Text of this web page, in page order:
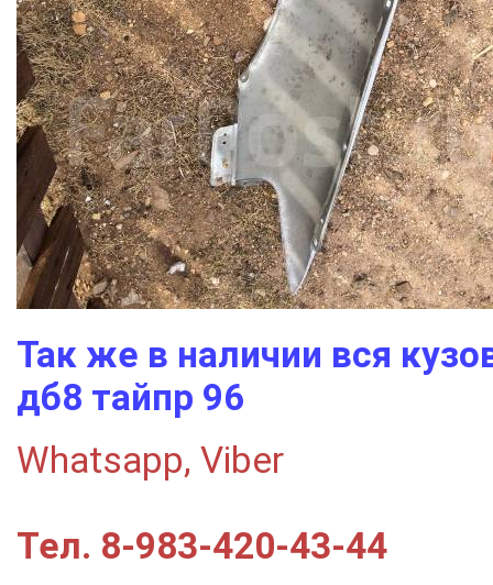
Так же в наличии вся
дб8 тайпр 96
Whatsapp, Viber
Тел. 8-983-420-43-44